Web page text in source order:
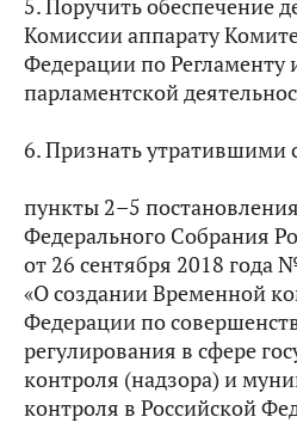
5. Поручить обеспечение
Комиссии аппарату
Федерации по Регламенту
парламентской
6. Признать утратившими
пункты 2–5
Федерального Собрания
от 26 сентября 2018
«О создании Временной
Федерации по
регулирования в сфере
контроля (надзора) и
контроля в Российской